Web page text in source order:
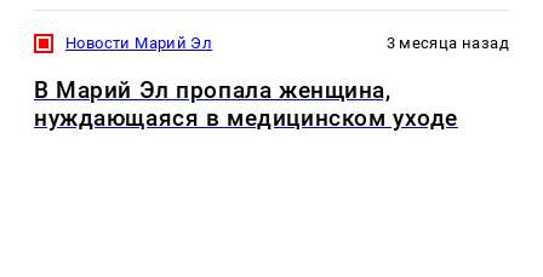
Новости Марий Эл 3 месяца назад
В Марий Эл пропала женщина,
нуждающаяся в медицинском уходе